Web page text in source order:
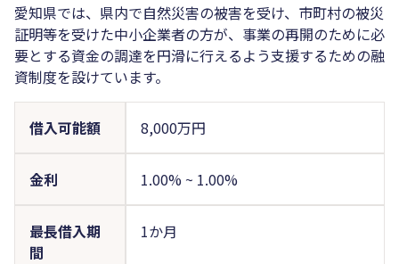
愛知県では、県内で自然災害の被害を受け、市町村の被災
証明等を受けた中小企業者の方が、事業の再開のために必
要とする資金の調達を円滑に行えるよう支援するための融
資制度を設けています。
借入可能額 8,000万円
金利 1.00% ~ 1.00%
最長借入期
間
1か月